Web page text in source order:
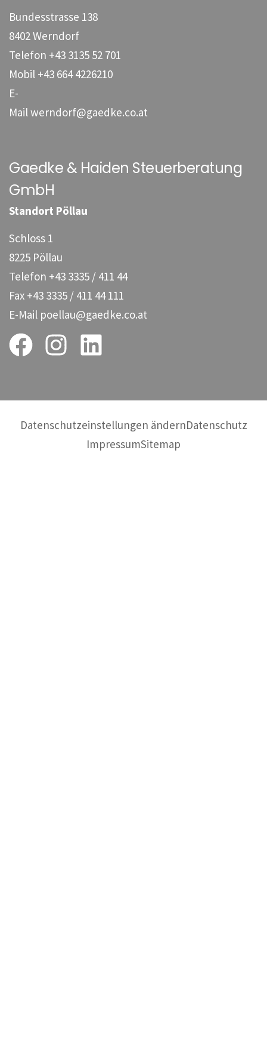
Bundesstrasse 138
8402 Werndorf
Telefon +43 3135 52 701
Mobil +43 664 4226210
E-
Mail werndorf@gaedke.co.at
Gaedke & Haiden Steuerberatung
GmbH
Standort Pöllau
Schloss 1
8225 Pöllau
Telefon +43 3335 / 411 44
Fax +43 3335 / 411 44 111
E-Mail poellau@gaedke.co.at
Datenschutzeinstellungen ändernDatenschutz
ImpressumSitemap